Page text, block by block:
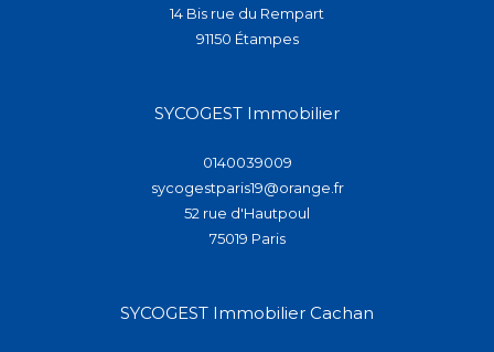
14 Bis rue du Rempart
91150
étampes
SYCOGEST Immobilier
0140039009
sycogestparis19@orange.fr
52 rue d'Hautpoul
75019
paris
SYCOGEST Immobilier Cachan